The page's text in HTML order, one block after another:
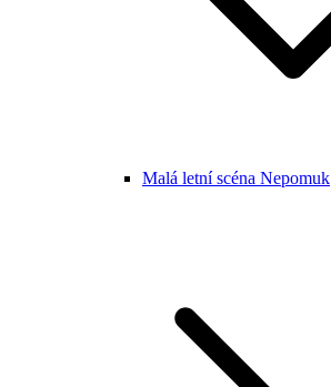
Malá letní scéna Nepomuk